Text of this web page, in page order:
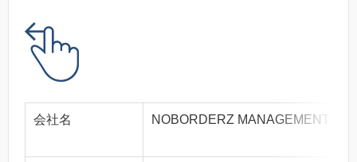
会社名 NOBORDERZ MANAGEMENT